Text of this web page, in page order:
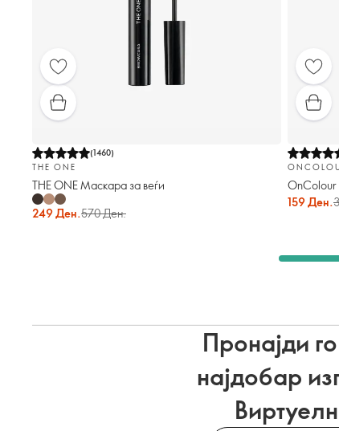
(1460)
THE ONE
THE ONE Маскара за веѓи
249 Ден.570 Ден.
159 Ден.
Пронајди го
најдобар